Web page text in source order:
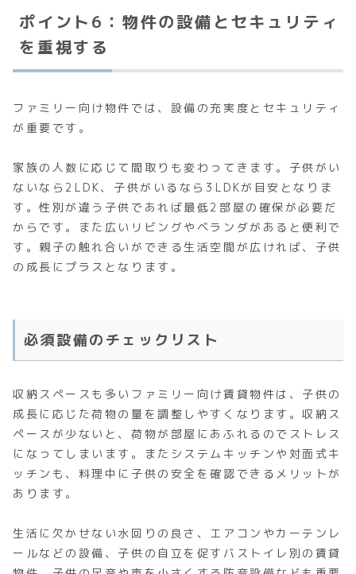
ポイント6：物件の設備とセキュリティ
を重視する
ファミリー向け物件では、設備の充実度とセキュリティ
が重要です。
家族の人数に応じて間取りも変わってきます。子供がい
ないなら2LDK、子供がいるなら3LDKが目安となりま
す。性別が違う子供であれば最低2部屋の確保が必要だ
からです。また広いリビングやベランダがあると便利で
す。親子の触れ合いができる生活空間が広ければ、子供
の成長にプラスとなります。
必須設備のチェックリスト
収納スペースも多いファミリー向け賃貸物件は、子供の
成長に応じた荷物の量を調整しやすくなります。収納ス
ペースが少ないと、荷物が部屋にあふれるのでストレス
になってしまいます。またシステムキッチンや対面式キ
ッチンも、料理中に子供の安全を確認できるメリットが
あります。
生活に欠かせない水回りの良さ、エアコンやカーテンレ
ールなどの設備、子供の自立を促すバストイレ別の賃貸